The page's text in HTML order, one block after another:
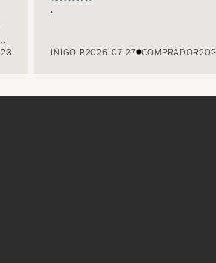
IÑIGO R2026-07-27 COMPRADOR